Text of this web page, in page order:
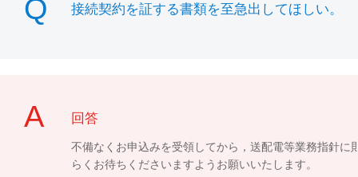
接続契約を証する書類を至急出してほしい。
回答
不備なくお申込みを受領してから，送配電等業務指針
らくお待ちくださいますようお願いいたします。